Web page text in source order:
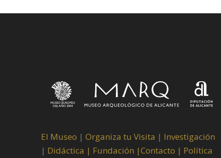
El Museo | Organiza tu Visita | Investigación
| Didáctica | Fundación |Contacto | Política